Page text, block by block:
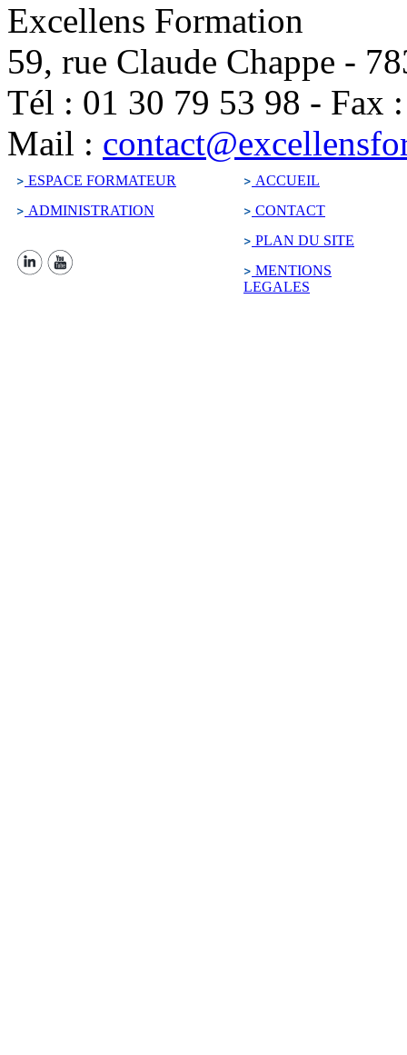
Excellens Formation
59, rue Claude Chappe -
Tél : 01 30 79 53 98 - Fax
Mail :
ESPACE FORMATEUR
ACCUEIL
ADMINISTRATION
CONTACT
PLAN DU SITE
MENTIONS
LEGALES